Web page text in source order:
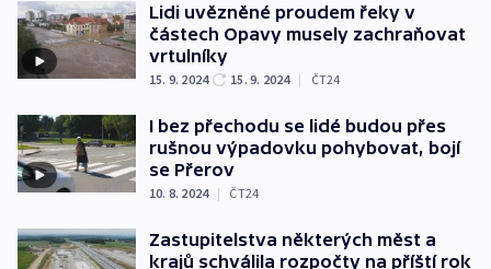
Lidi uvězněné proudem řeky v
částech Opavy musely zachraňovat
vrtulníky
15. 9. 2024 15. 9. 2024 | ČT24
I bez přechodu se lidé budou přes
rušnou výpadovku pohybovat, bojí
se Přerov
10. 8. 2024 | ČT24
Zastupitelstva některých měst a
krajů schválila rozpočty na příští rok